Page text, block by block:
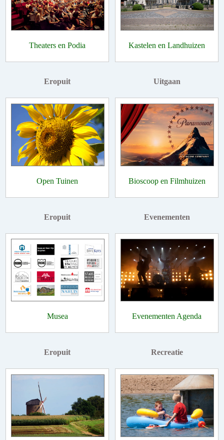
Theaters en Podia Kastelen en Landhuizen
Eropuit
Open Tuinen
Uitgaan
Bioscoop en Filmhuizen
Eropuit
Musea
Evenementen
Evenementen Agenda
Eropuit Recreatie